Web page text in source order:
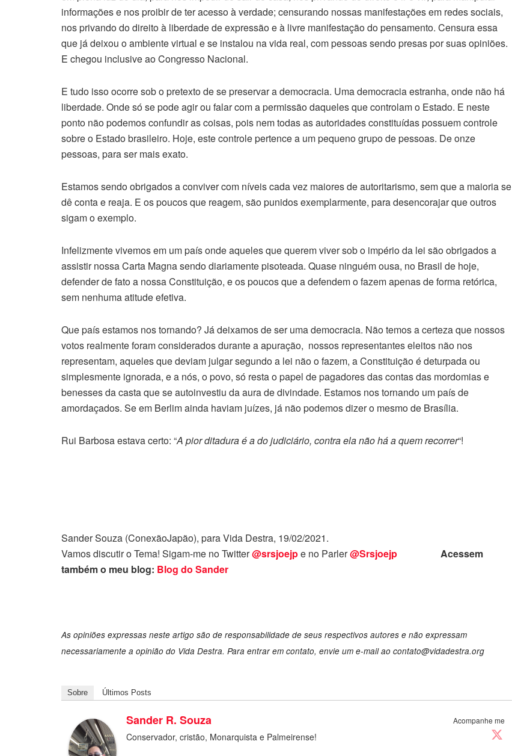
informações e nos proibir de ter acesso à verdade; censurando nossas manifestações em redes sociais,
nos privando do direito à liberdade de expressão e à livre manifestação do pensamento. Censura essa
que já deixou o ambiente virtual e se instalou na vida real, com pessoas sendo presas por suas opiniões.
E chegou inclusive ao Congresso Nacional.
E tudo isso ocorre sob o pretexto de se preservar a democracia. Uma democracia estranha, onde não há
liberdade. Onde só se pode agir ou falar com a permissão daqueles que controlam o Estado. E neste
ponto não podemos confundir as coisas, pois nem todas as autoridades constituídas possuem controle
sobre o Estado brasileiro. Hoje, este controle pertence a um pequeno grupo de pessoas. De onze
pessoas, para ser mais exato.
Estamos sendo obrigados a conviver com níveis cada vez maiores de autoritarismo, sem que a maioria se
dê conta e reaja. E os poucos que reagem, são punidos exemplarmente, para desencorajar que outros
sigam o exemplo.
Infelizmente vivemos em um país onde aqueles que querem viver sob o império da lei são obrigados a
assistir nossa Carta Magna sendo diariamente pisoteada. Quase ninguém ousa, no Brasil de hoje,
defender de fato a nossa Constituição, e os poucos que a defendem o fazem apenas de forma retórica,
sem nenhuma atitude efetiva.
Que país estamos nos tornando? Já deixamos de ser uma democracia. Não temos a certeza que nossos
votos realmente foram considerados durante a apuração, nossos representantes eleitos não nos
representam, aqueles que deviam julgar segundo a lei não o fazem, a Constituição é deturpada ou
simplesmente ignorada, e a nós, o povo, só resta o papel de pagadores das contas das mordomias e
benesses da casta que se autoinvestiu da aura de divindade. Estamos nos tornando um país de
amordaçados. Se em Berlim ainda haviam juízes, já não podemos dizer o mesmo de Brasília.
Rui Barbosa estava certo: “A pior ditadura é a do judiciário, contra ela não há a quem recorrer“!
Sander Souza (ConexãoJapão), para Vida Destra, 19/02/2021.
Vamos discutir o Tema! Sigam-me no Twitter@srsjoejpe no Parler@Srsjoejp Acessem
também o meu blog: Blog do Sander
As opiniões expressas neste artigo são de responsabilidade de seus respectivos autores e não expressam
necessariamente a opinião do Vida Destra. Para entrar em contato, envie um e-mail ao contato@vidadestra.org
Sobre Últimos Posts
Acompanhe me
Sander R. Souza
Conservador, cristão, Monarquista e Palmeirense!